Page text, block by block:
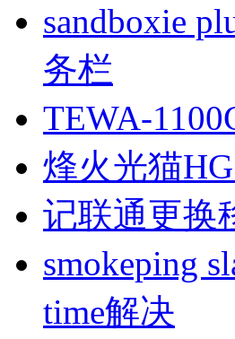
sandboxie
务栏
TEWA-
烽火光猫
记联通更换
smokeping
time解决